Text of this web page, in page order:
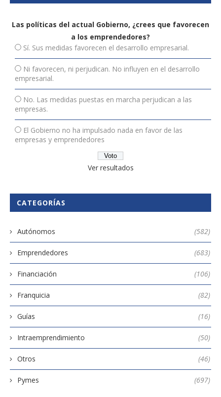
Las políticas del actual Gobierno, ¿crees que favorecen
a los emprendedores?
Sí. Sus medidas favorecen el desarrollo empresarial.
Ni favorecen, ni perjudican. No influyen en el desarrollo
empresarial.
No. Las medidas puestas en marcha perjudican a las
empresas.
El Gobierno no ha impulsado nada en favor de las
empresas y emprendedores
Ver resultados
CATEGORÍAS
Autónomos (582)
Emprendedores (683)
Financiación (106)
Franquicia (82)
Guías (16)
Intraemprendimiento (50)
Otros (46)
Pymes (697)